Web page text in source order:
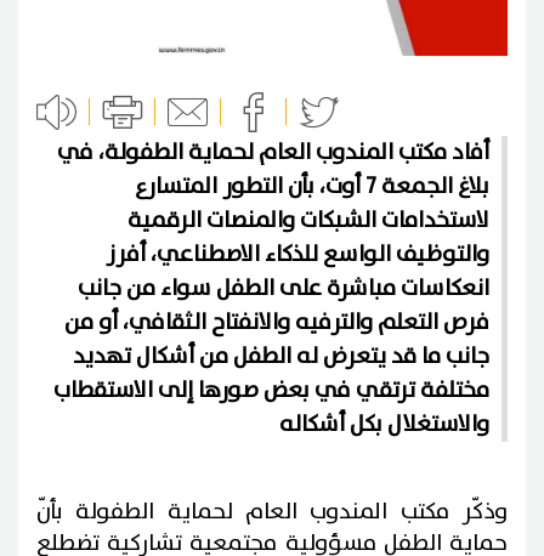
أفاد مكتب المندوب العام لحماية الطفولة، في
بلاغ الجمعة 7 أوت، بأن التطور المتسارع
لاستخدامات الشبكات والمنصات الرقمية
والتوظيف الواسع للذكاء الاصطناعي، أفرز
انعكاسات مباشرة على الطفل سواء من جانب
فرص التعلم والترفيه والانفتاح الثقافي، أو من
جانب ما قد يتعرض له الطفل من أشكال تهديد
مختلفة ترتقي في بعض صورها إلى الاستقطاب
والاستغلال بكل أشكاله
وذكّر مكتب المندوب العام لحماية الطفولة بأنّ
حماية الطفل مسؤولية مجتمعية تشاركية تضطلع